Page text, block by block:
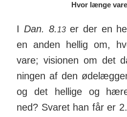
Hvor længe
I Dan. 8. 13er der en
en anden hellig om,
vare; visi­onen om det
ningen af den
og det hel­lige og
ned? Svaret han får er